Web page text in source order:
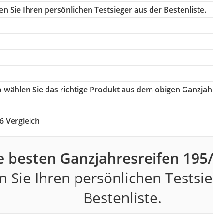
Sie Ihren persönlichen Testsieger aus der Bestenliste.
wählen Sie das richtige Produkt aus dem obigen
Vergleich
besten Ganzjahresreifen
Sie Ihren persönlichen
Bestenliste.